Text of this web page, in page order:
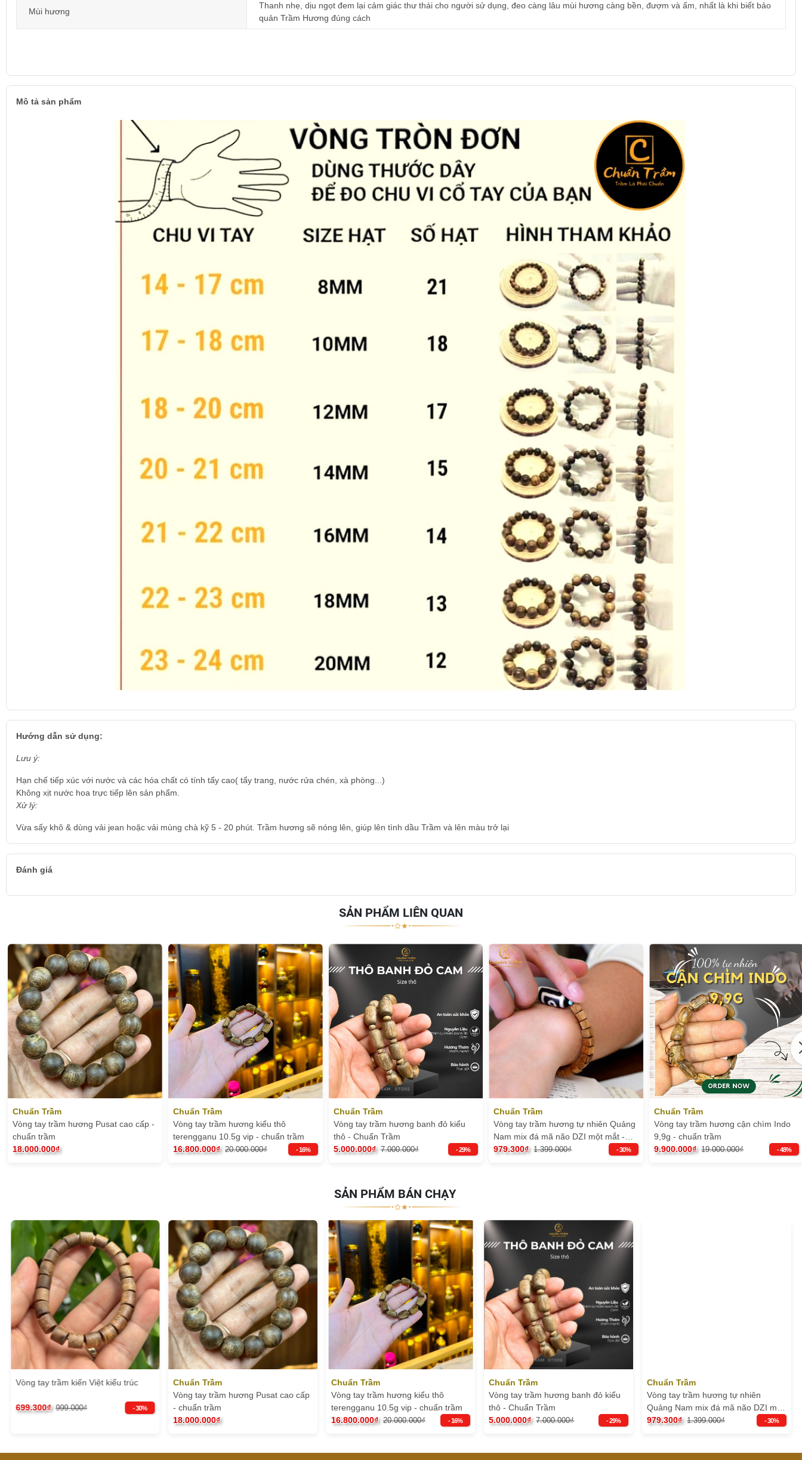
Mùi hương
Thanh nhẹ, dịu ngọt đem lại cảm giác thư thái cho người sử dụng, đeo càng lâu mùi hương càng bền, đượm và ấm, nhất là khi biết bảo
quản Trầm Hương đúng cách
Mô tả sản phẩm
Hướng dẫn sử dụng:
Lưu ý:
Hạn chế tiếp xúc với nước và các hóa chất có tính tẩy cao( tẩy trang, nước rửa chén, xà phòng...)
Không xịt nước hoa trực tiếp lên sản phẩm.
Xử lý:
Vừa sấy khô & dùng vải jean hoặc vải mùng chà kỹ 5 - 20 phút. Trầm hương sẽ nóng lên, giúp lên tình dầu Trầm và lên màu trở lại
Đánh giá
SẢN PHẨM LIÊN QUAN
Chuẩn Trầm
Vòng tay trầm hương Pusat cao cấp -
chuẩn trầm
18.000.000₫
Chuẩn Trầm
Vòng tay trầm hương kiểu thô
terengganu 10.5g vip - chuẩn trầm
16.800.000₫ 20.000.000₫ - 16%
Chuẩn Trầm
Vòng tay trầm hương banh đỏ kiểu
thô - Chuẩn Trầm
5.000.000₫ 7.000.000₫ - 29%
Chuẩn Trầm
Vòng tay trầm hương tự nhiên Quảng
Nam mix đá mã não DZI một mắt -
chuẩn trầm
979.300₫ 1.399.000₫ - 30%
Chuẩn Trầm
Vòng tay trầm hương cận chìm Indo
9,9g - chuẩn trầm
9.900.000₫ 19.000.000₫ - 48%
SẢN PHẨM BÁN CHẠY
Vòng tay trầm kiến Việt kiểu trúc
699.300₫ 999.000₫ - 30%
Chuẩn Trầm
Vòng tay trầm hương Pusat cao cấp
- chuẩn trầm
18.000.000₫
Chuẩn Trầm
Vòng tay trầm hương kiểu thô
terengganu 10.5g vip - chuẩn trầm
16.800.000₫ 20.000.000₫ - 16%
Chuẩn Trầm
Vòng tay trầm hương banh đỏ kiểu
thô - Chuẩn Trầm
5.000.000₫ 7.000.000₫ - 29%
Chuẩn Trầm
Vòng tay trầm hương tự nhiên
Quảng Nam mix đá mã não DZI một
mắt - chuẩn trầm
979.300₫ 1.399.000₫ - 30%